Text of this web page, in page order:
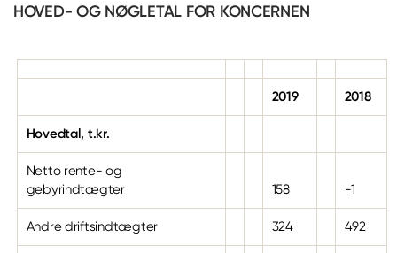
HOVED- OG NØGLETAL FOR KONCERNEN
2019 2018
Hovedtal, t.kr.
Netto rente- og
gebyrindtægter
158 -1
Andre driftsindtægter 324 492